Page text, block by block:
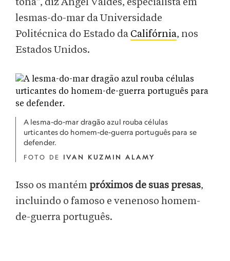
tona", diz Ángel Valdés, especialista em
lesmas-do-mar da Universidade
Politécnica do Estado da Califórnia, nos
Estados Unidos.
A lesma-do-mar dragão azul rouba células
urticantes do homem-de-guerra português para se
defender.
FOTO DE IVAN KUZMIN ALAMY
Isso os mantém próximos de suas presas,
incluindo o famoso e venenoso homem-
de-guerra português.